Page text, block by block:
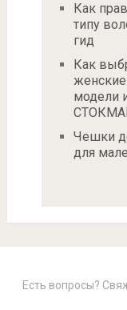
Как
типу
гид
Как
женские
модели
Чешки
для
Есть вопросы?